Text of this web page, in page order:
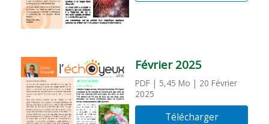
Février 2025
PDF | 5,45 Mo | 20 Février
2025
Télécharger